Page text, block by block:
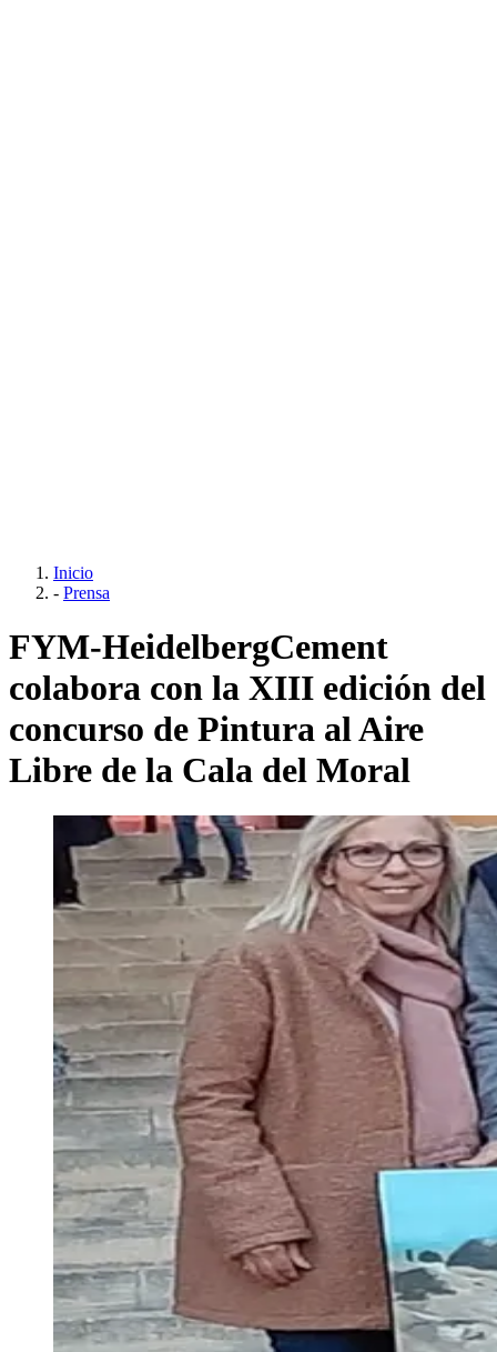
Inicio
- Prensa
FYM-HeidelbergCement
colabora con la XIII edición del
concurso de Pintura al Aire
Libre de la Cala del Moral